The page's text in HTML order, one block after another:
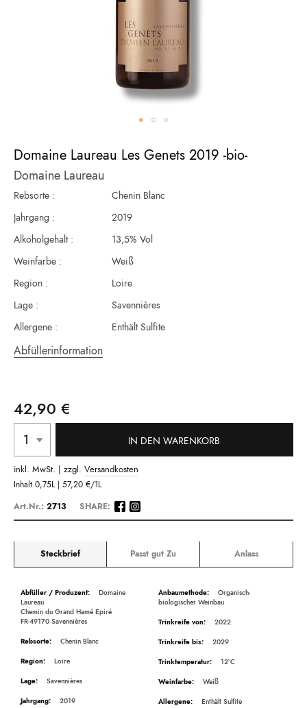
Domaine Laureau Les Genets 2019 -bio-
Domaine Laureau
Rebsorte :
Chenin Blanc
Jahrgang :
2019
Alkoholgehalt :
13,5% Vol
Weinfarbe :
Weiß
Region :
Loire
Lage :
Savennières
Allergene :
Enthält Sulfite
Abfüllerinformation
42,90 €
IN DEN WARENKORB
inkl. MwSt. | zzgl. Versandkosten
Inhalt 0,75L | 57,20 €/1L
Anfang
der
Bildergalerie
springen
Art.Nr.: 2713 SHARE:
Steckbrief Passt gut Zu Anlass
Beschreibung
Laureau
Chemin du Grand Hamé Epiré
FR-49170 Savennières
Chenin Blanc
Loire
Savennières
2019
biologischer Weinbau
2022
2029
12°C
Weiß
Enthält Sulfite